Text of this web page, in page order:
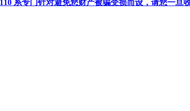
系专门针对避免您财产被骗受损而设，请您一旦